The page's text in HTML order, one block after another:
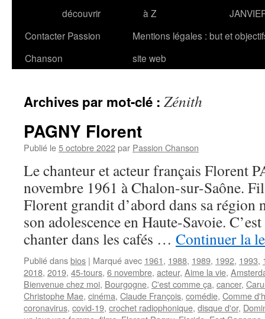
découvrir
à Z
Contacter Passion
Chanson
Mentions légales : but et
site web
Archives par mot-clé : Zénith
PAGNY Florent
Publié le5 octobre 2022par Passion Chanson
Le chanteur et acteur français Florent
novembre 1961 à Chalon-sur-Saône.
Florent grandit d’abord dans sa région
son adolescence en Haute-Savoie.
chanter dans les cafés … Continuer la
Publié dansbios | Marqué avec 1961, 1988, 1989, 1992, 1993,
2018, 2019, 45-tours, 6 novembre, acteur, Aime la vie,
Bienvenue chez moi, Bourgogne, C'est comme ça, cancer,
Christophe Mae, cinéma, Claude François, comédie, Comme
coronavirus, covid-19, crochet radiophonique, disque d'or,